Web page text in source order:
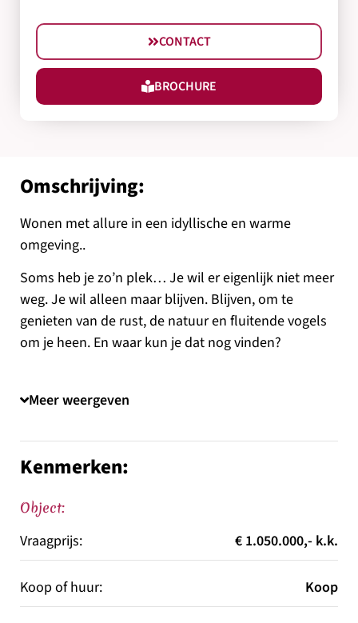
CONTACT
BROCHURE
Omschrijving:
Wonen met allure in een idyllische en warme
omgeving..
Soms heb je zo’n plek… Je wil er eigenlijk niet meer
weg. Je wil alleen maar blijven. Blijven, om te
genieten van de rust, de natuur en fluitende vogels
om je heen. En waar kun je dat nog vinden?
klein gemoedelijk dorp. Je vindt dit Zuid-Hollandse
een kronkelende dijk. Het kan zo in de Landleven,
de plek is fenomenaal.
minuten heb je de winkels in Oude-Tonge.
Het perceel omvat 2.830 m2 en biedt hierdoor volop
mogelijkheden. Een pracht van een tuin waar u alle
rust en privacy heeft. De overdekte lounge is “de
kers” op de taart. Natuurlijk is er ook nog een
Meer weergeven
Kenmerken:
Object:
Vraagprijs: € 1.050.000,- k.k.
Koop of huur: Koop